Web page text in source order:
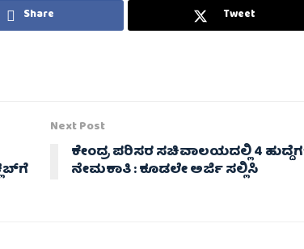
Share Tweet
Next Post
ಕೇಂದ್ರ ಪರಿಸರ ಸಚಿವಾಲಯದಲ್ಲಿ 4
ನೇಮಕಾತಿ : ಕೂಡಲೇ ಅರ್ಜಿ ಸಲ್ಲಿಸಿ